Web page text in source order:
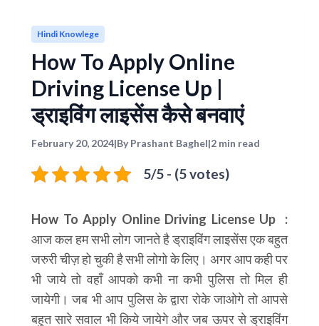
Hindi Knowlege
How To Apply Online
Driving License Up |
ड्राइविंग लाइसेंस कैसे बनवाएं
February 20, 2024|By Prashant Baghel|2 min read
5/5 - (5 votes)
How To Apply Online Driving License Up
:
आज कल हम सभी लोग जानते है ड्राइविंग लाइसेंस एक बहुत
जरुरी चीज़ हो चुकी है सभी लोगो के लिए। अगर आप कही पर
भी जाये तो वहाँ आपको कभी ना कभी पुलिस तो मिल ही
जायेगी। जब भी आप पुलिस के द्वारा रोके जाओगे तो आपसे
बहुत सारे सवाल भी किये जायेगे और जब ऊपर से ड्राइविंग